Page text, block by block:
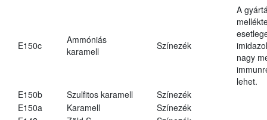
E150c
Ammóniás
karamell
Színezék
A
nagy
lehet.
E150b
Szulfitos karamell
Színezék
E150a
Karamell
Színezék